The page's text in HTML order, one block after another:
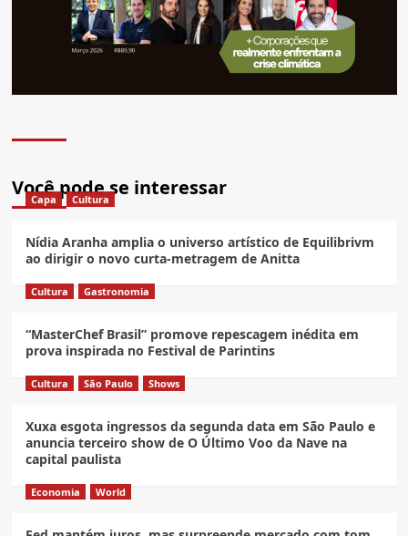
Você pode se interessar
Capa Cultura
Nídia Aranha amplia o universo artístico de Equilibrivm
ao dirigir o novo curta-metragem de Anitta
Cultura Gastronomia
“MasterChef Brasil” promove repescagem inédita em
prova inspirada no Festival de Parintins
Cultura São Paulo Shows
Xuxa esgota ingressos da segunda data em São Paulo e
anuncia terceiro show de O Último Voo da Nave na
capital paulista
Economia World